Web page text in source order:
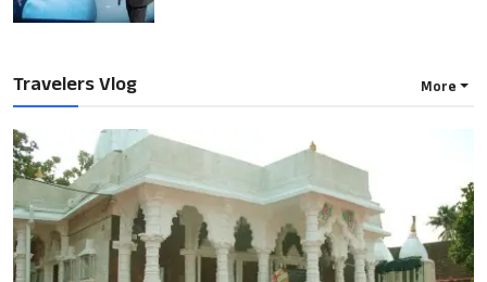
Travelers Vlog More